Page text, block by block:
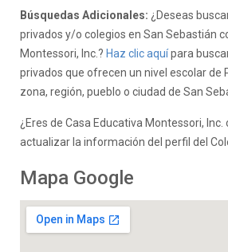
Búsquedas Adicionales: ¿Deseas
privados y/o colegios en San Sebastián
Montessori, Inc.? Haz clic aquípara
privados que ofrecen un nivel escolar de
zona, región, pueblo o ciudad de San
¿Eres de Casa Educativa Montessori,
actualizar la información del perfil del
Mapa Google